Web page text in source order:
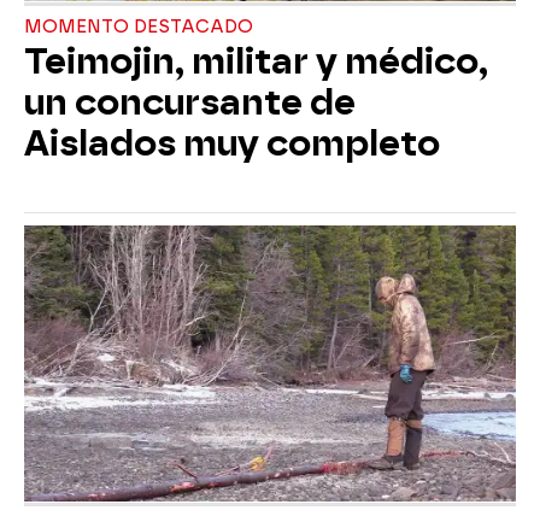
MOMENTO DESTACADO
Teimojin, militar y médico,
un concursante de
Aislados muy completo